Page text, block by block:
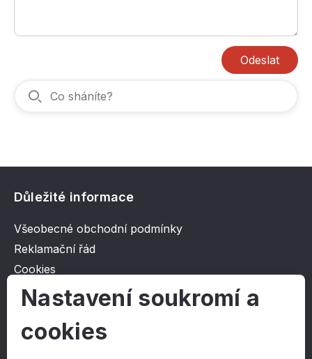
Odeslat
Důležité informace
Všeobecné obchodní podmínky
Reklamační řád
Cookies
Ochrana osobních údajů
O společnosti
Nastavení soukromí a
cookies